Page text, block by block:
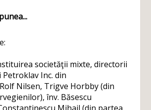
societăţii mixte, directorii
Petroklav Inc. din
Nilsen, Trigve Horbby (din
înv. Băsescu